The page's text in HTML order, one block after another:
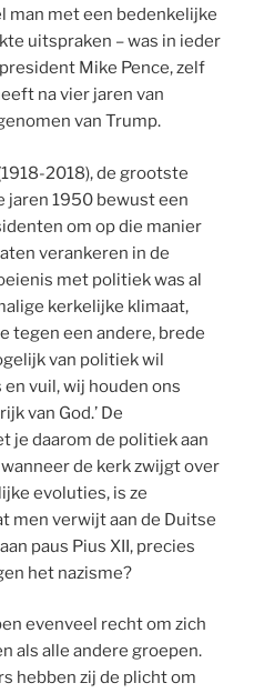
man met een bedenkelijke
uitspraken – was in ieder
Mike Pence, zelf
na vier jaren van
van Trump.
2018), de grootste
jaren 1950 bewust een
om op die manier
verankeren in de
met politiek was al
kerkelijke klimaat,
tegen een andere, brede
van politiek wil
vuil, wij houden ons
van God.’ De
je daarom de politiek aan
de kerk zwijgt over
evoluties, is ze
men verwijt aan de Duitse
paus Pius XII, precies
het nazisme?
evenveel recht om zich
als alle andere groepen.
hebben zij de plicht om